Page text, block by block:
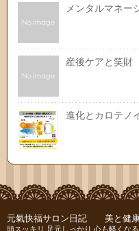
メンタルマネー
産後ケアと笑財
進化とカロテノ
元氣快福サロン日記 美と健康
頭スッキリ 足元しっかり 心も軽くな